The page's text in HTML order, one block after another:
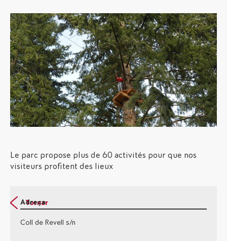
Le parc propose plus de 60 activités pour que nos
visiteurs profitent des lieux
Tornar
Adreça
Coll de Revell s/n